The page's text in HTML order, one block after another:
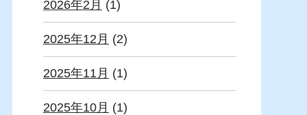
2026年2月 (1)
2025年12月 (2)
2025年11月 (1)
2025年10月 (1)